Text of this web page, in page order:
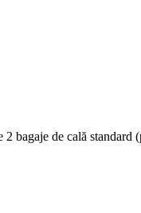
bagaje de cală standard